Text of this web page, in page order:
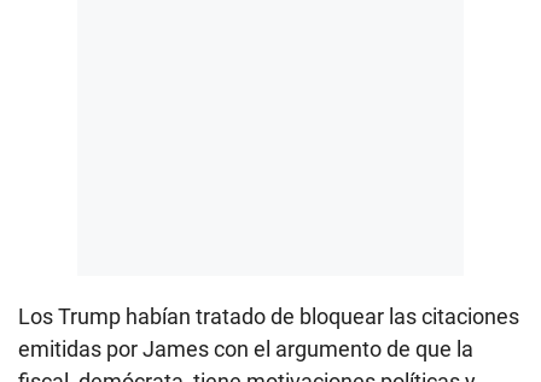
Los Trump habían tratado de bloquear las citaciones
emitidas por James con el argumento de que la